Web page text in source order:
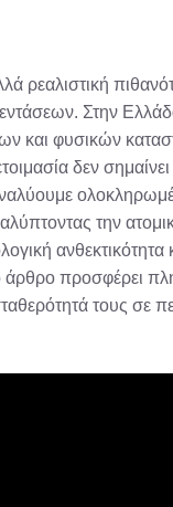
ρεαλιστική
εντάσεων. Στην
και φυσικών
δεν σημαίνει
την
ανθεκτικότητα
άρθρο προσφέρει
τους σε